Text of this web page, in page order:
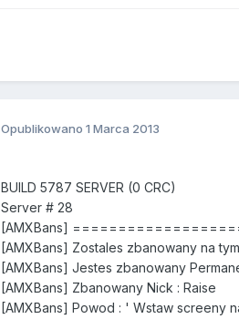
Opublikowano 1 Marca 2013
BUILD 5787 SERVER (0 CRC)
Server # 28
[AMXBans]
[AMXBans] Zostales zbanowany na
[AMXBans] Jestes zbanowany
[AMXBans] Zbanowany Nick : Raise
[AMXBans] Powod : ' Wstaw screeny